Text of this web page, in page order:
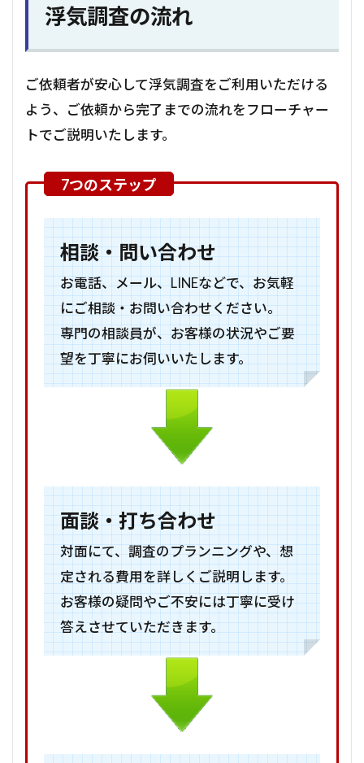
浮気調査の流れ
ご依頼者が安心して浮気調査をご利用いただける
よう、ご依頼から完了までの流れをフローチャー
トでご説明いたします。
相談・問い合わせ
お電話、メール、LINEなどで、お気軽
にご相談・お問い合わせください。
専門の相談員が、お客様の状況やご要
望を丁寧にお伺いいたします。
面談・打ち合わせ
対面にて、調査のプランニングや、想
定される費用を詳しくご説明します。
お客様の疑問やご不安には丁寧に受け
答えさせていただきます。